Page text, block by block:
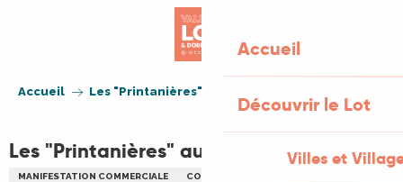
Accueil
Découvrir le Lot
Villes et
Accueil Les "Printanières" au Château de Lantis
Les "Printanières" au Château de Lantis
MANIFESTATION COMMERCIALE
CONCOURS